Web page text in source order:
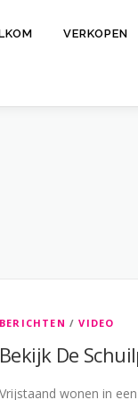
VERKOPEN
BERICHTEN /VIDEO
Bekijk De
Vrijstaand wonen in